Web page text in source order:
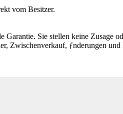
vom Besitzer.
Sie stellen keine Zusage
Zwischenverkauf, ƒnderungen